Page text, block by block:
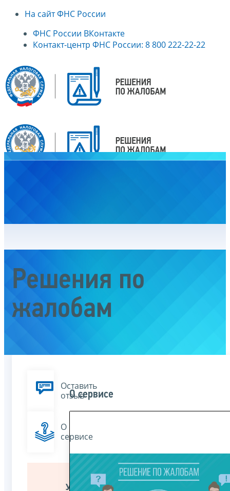
На сайт ФНС России
ФНС России ВКонтакте
Контакт-центр ФНС России: 8 800 222-22-22
Решения по
жалобам
Оставить
отзыв
О
сервисе
Уважаемые
О сервисе